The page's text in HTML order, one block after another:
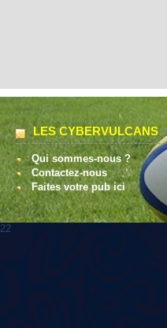
LES CYBERVULCANS
Qui sommes-nous ?
Contactez-nous
Faites votre pub ici
22